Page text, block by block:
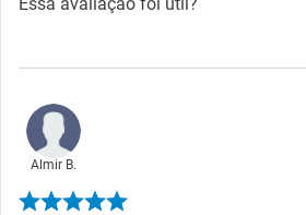
Essa avaliação foi útil?
Almir B.